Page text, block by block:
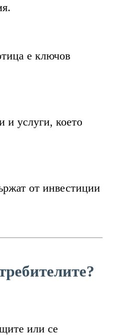
е ключов
и услуги, което
от инвестиции
или се